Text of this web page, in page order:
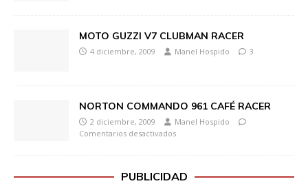
MOTO GUZZI V7 CLUBMAN RACER
4 diciembre, 2009 Manel Hospido 3
NORTON COMMANDO 961 CAFÉ RACER
2 diciembre, 2009
Manel Hospido
Comentarios desactivados
PUBLICIDAD